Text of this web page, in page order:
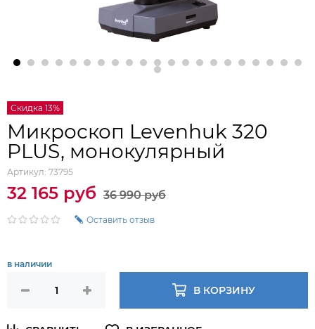
Скидка 13%
Микроскоп Levenhuk 320
PLUS, монокулярный
Артикул: 73795
32 165 руб 36 990 руб
Оставить отзыв
в наличии
В КОРЗИНУ